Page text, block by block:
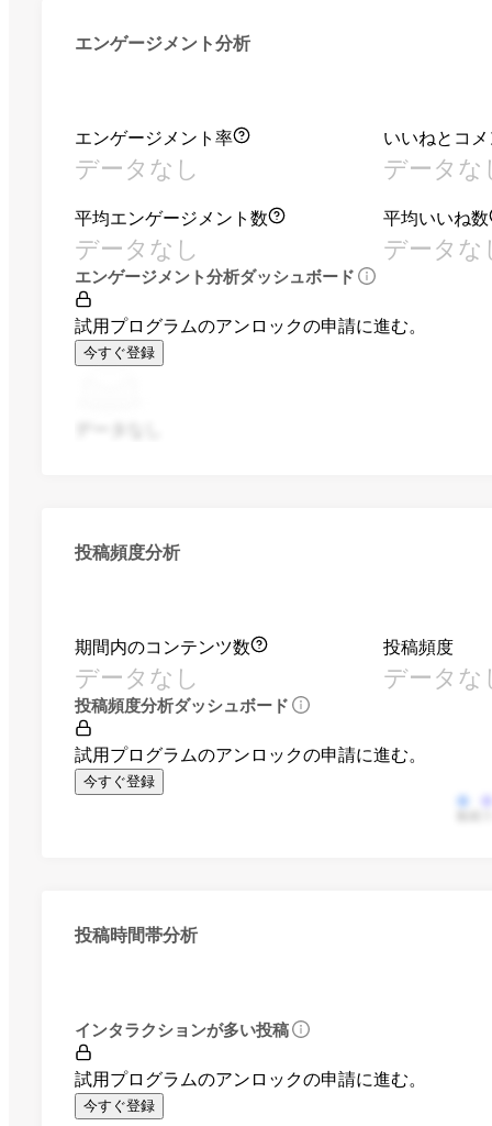
エンゲージメント分析
エンゲージメント率
データなし
いいねとコ
データな
平均エンゲージメント数
データなし
平均いいね数
データな
エンゲージメント分析ダッシュボード
試用プログラムのアンロックの申請に進む。
今すぐ登録
投稿頻度分析
期間内のコンテンツ数
データなし
投稿頻度
データな
投稿頻度分析ダッシュボード
試用プログラムのアンロックの申請に進む。
今すぐ登録
投稿時間帯分析
インタラクションが多い投稿
試用プログラムのアンロックの申請に進む。
今すぐ登録